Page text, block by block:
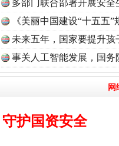
牢记初心使命 奋进复兴征程丨红船起
多部门联合部署开展安全
《美丽中国建设“十五五
未来五年，国家要提升
事关人工智能发展，国
网
护国资安全